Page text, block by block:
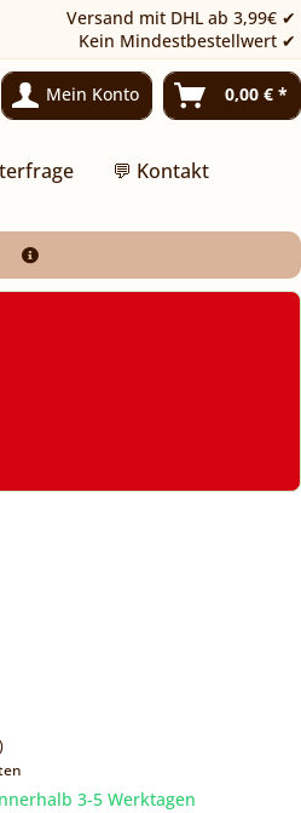
Versand mit DHL ab 3,99€ ✔
Kein Mindestbestellwert ✔
Mein Konto 0,00 € *
💬 Kontakt
3-5 Werktagen